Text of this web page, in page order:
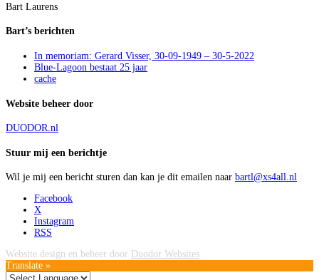
Bart Laurens
Bart’s berichten
In memoriam: Gerard Visser, 30-09-1949 – 30-5-2022
Blue-Lagoon bestaat 25 jaar
cache
Website beheer door
DUODOR.nl
Stuur mij een berichtje
Wil je mij een bericht sturen dan kan je dit emailen naar bartl@xs4all.nl
Facebook
X
Instagram
RSS
Website design en beheer door Duodor Websites
Translate »